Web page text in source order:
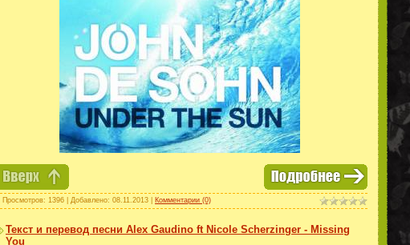
1396 | Добавлено: 08.11.2013 Комментарии (0)
Текст и перевод песни Alex Gaudino ft Nicole Scherzinger - Missing
You